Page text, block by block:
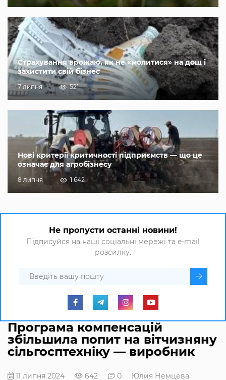
Страхування врожаю, як не «молитися» на дощ і
захистити свій бізнес
7 липня 521
Нові критерії критичності підприємств — що це
означає для агробізнесу
8 липня 1 642
Не пропусти останні новини!
Підписуйся на наші соціальні мережі та e-mail
розсилку.
Програма компенсацій
збільшила попит на вітчизняну
сільгосптехніку — виробник
11 липня 2024 642 0 Юлия Немцева